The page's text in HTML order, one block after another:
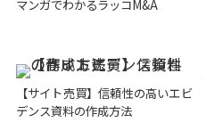
マンガでわかるラッコM&A
【サイト売買】信頼性の高いエビ
デンス資料の作成方法